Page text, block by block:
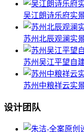
吴江朗诗乐府实
苏州北辰观澜实
苏州吴江平望自
苏州中粮祥云实
设计团队